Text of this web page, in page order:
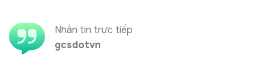
Nhắn tin trực tiếp
gcsdotvn